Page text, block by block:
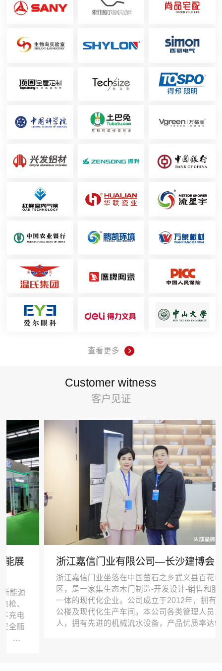
查看更多
Customer witness
客户见证
浙江嘉信门业有限公司—长沙建博会
浙江嘉信门业坐落在中国萤石之乡武义县百花山工业
区，是一家集生态木门制造-开发设计-销售和服务于
一体的现代化企业。公司成立于2012年，拥有标准办
公楼及现代化生产车间。本公司各类管理人员179
人，拥有先进的机械流水设备，产品优质率达95%以